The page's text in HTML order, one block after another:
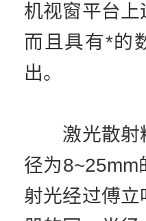
机视窗平台
而且具有*的
出。
激光散射粒
径为8~25mm
射光经过傅